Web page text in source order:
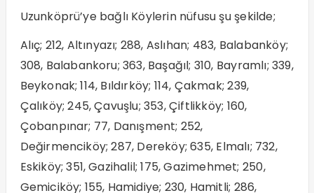
Uzunköprü’ye bağlı Köylerin nüfusu şu şekilde;
Alıç; 212, Altınyazı; 288, Aslıhan; 483, Balabanköy;
308, Balabankoru; 363, Başağıl; 310, Bayramlı; 339,
Beykonak; 114, Bıldırköy; 114, Çakmak; 239,
Çalıköy; 245, Çavuşlu; 353, Çiftlikköy; 160,
Çobanpınar; 77, Danışment; 252,
Değirmenciköy; 287, Dereköy; 635, Elmalı; 732,
Eskiköy; 351, Gazihalil; 175, Gazimehmet; 250,
Gemiciköy; 155, Hamidiye; 230, Hamitli; 286,